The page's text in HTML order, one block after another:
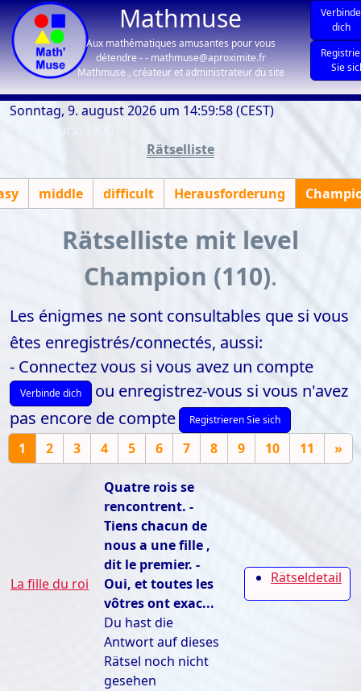
Mathmuse
Aux mathématiques amusantes pour vous
détendre - - mathmuse@aproximite.fr
Mathmuse , créateur et administrateur du site
Verbinde
dich
Sie
Sonntag, 9. august 2026 um 14:59:58 (CEST)
Rätselliste
middle difficult Herausforderung
Rätselliste mit level
Champion (110).
Les énigmes ne sont consultables que si vous
êtes enregistrés/connectés, aussi:
- Connectez vous si vous avez un compte
Verbinde dich
ou enregistrez-vous si vous n'avez
pas encore de compte
Registrieren Sie sich
1 2 3 4 5 6 7 8 9 10 11 »
La fille du roi
Quatre rois se
rencontrent. -
Tiens chacun de
nous a une fille ,
dit le premier. -
Oui, et toutes les
vôtres ont exac...
Du hast die
Antwort auf dieses
Rätsel noch nicht
gesehen
Rätseldetail